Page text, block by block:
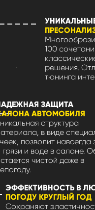
100
решения.
тюнинга
ЗАЩИТА
АВТОМОБИЛЯ
структура
в виде
позволит навсегда
грязи и воде в салоне.
чистой даже в
ЭФФЕКТИВНОСТЬ В
ПОГОДУ КРУГЛЫЙ ГОД
Сохраняют